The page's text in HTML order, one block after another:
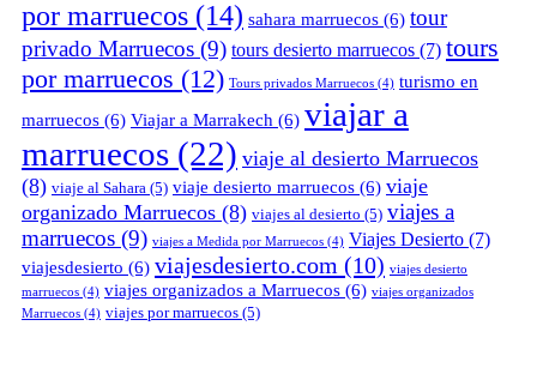
por marruecos (14) sahara marruecos (6) tour
privado Marruecos (9) tours desierto marruecos (7) tours
por marruecos (12) Tours privados Marruecos (4) turismo en
marruecos (6) Viajar a Marrakech (6) viajar a
marruecos (22) viaje al desierto Marruecos
(8) viaje al Sahara (5) viaje desierto marruecos (6) viaje
organizado Marruecos (8) viajes al desierto (5) viajes a
marruecos (9) viajes a Medida por Marruecos (4) Viajes Desierto (7)
viajesdesierto (6) viajesdesierto.com (10) viajes desierto
marruecos (4) viajes organizados a Marruecos (6) viajes organizados
Marruecos (4) viajes por marruecos (5)